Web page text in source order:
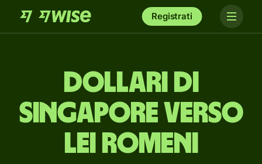
Registrati
dollari di
Singapore verso
lei romeni